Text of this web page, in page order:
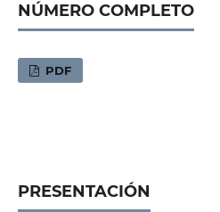
NÚMERO COMPLETO
PDF
PRESENTACIÓN